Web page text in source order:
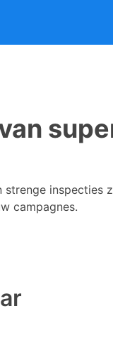
inspecties
campagnes.